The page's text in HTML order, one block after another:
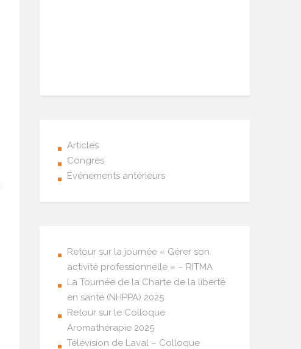
Articles
Congrès
Événements antérieurs
Retour sur la journée « Gérer son
activité professionnelle » – RITMA
La Tournée de la Charte de la liberté
en santé (NHPPA) 2025
Retour sur le Colloque
Aromathérapie 2025
Télévision de Laval – Colloque